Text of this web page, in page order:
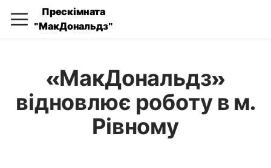
Прескімната
"МакДональдз"
«МакДональдз»
відновлює роботу в м.
Рівному